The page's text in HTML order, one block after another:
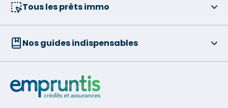
Tous les prêts immo
Nos guides indispensables